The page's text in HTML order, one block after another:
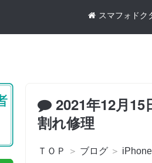
スマフォドク
2021年12月
割れ修理
ＴＯＰ ＞ ブログ ＞